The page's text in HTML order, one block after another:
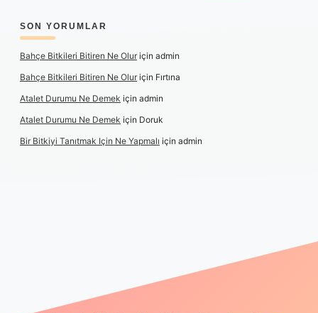
SON YORUMLAR
Bahçe Bitkileri Bitiren Ne Oluriçin admin
Bahçe Bitkileri Bitiren Ne Oluriçin Fırtına
Atalet Durumu Ne Demek için admin
Atalet Durumu Ne Demek için Doruk
Bir Bitkiyi Tanıtmak Için Ne Yapmalı için admin